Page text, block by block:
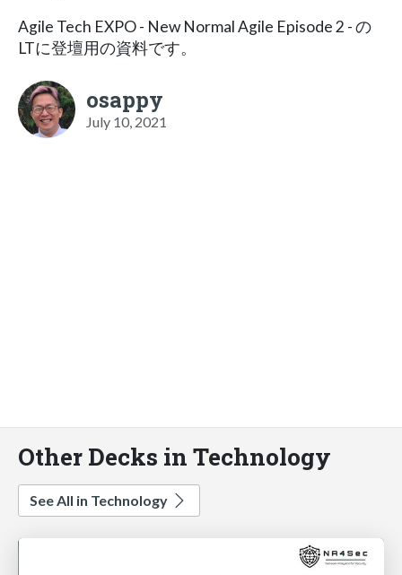
Agile Tech EXPO - New Normal Agile Episode 2 - の
LTに登壇用の資料です。
osappy
July 10, 2021
Other Decks in Technology
See All in Technology